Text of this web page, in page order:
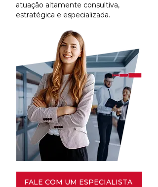
atuação altamente consultiva,
estratégica e especializada.
FALE COM UM ESPECIALISTA